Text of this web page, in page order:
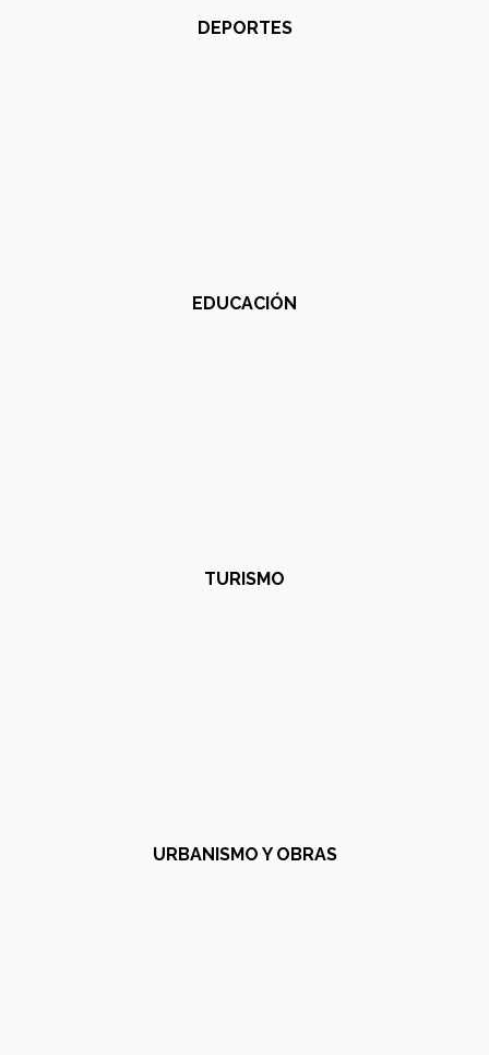
DEPORTES
EDUCACIÓN
TURISMO
URBANISMO Y OBRAS